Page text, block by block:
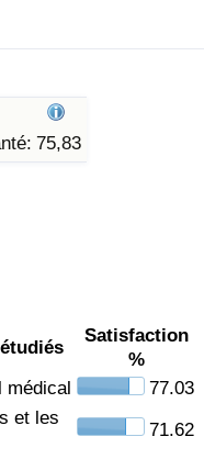
75,83
Satisfaction
%
médical
77.03
et les
71.62
Pays